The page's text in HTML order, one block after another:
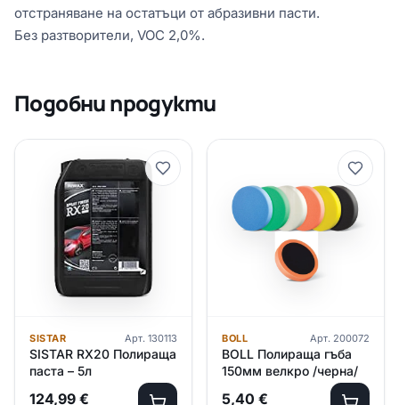
отстраняване на остатъци от абразивни пасти.
Без разтворители, VOC 2,0%.
Подобни продукти
SISTAR Арт. 130113
SISTAR RX20 Полираща
паста – 5л
124,99 €
BOLL Арт. 200072
BOLL Полираща гъба
150мм велкро /черна/
5,40 €